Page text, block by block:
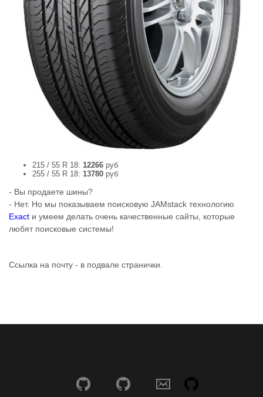
215 / 55 R 18: 12266 руб
255 / 55 R 18: 13780 руб
- Вы продаете шины?
- Нет. Но мы показываем поисковую JAMstack технологию
Exact и умеем делать очень качественные сайты, которые
любят поисковые системы!
Ссылка на почту - в подвале странички.